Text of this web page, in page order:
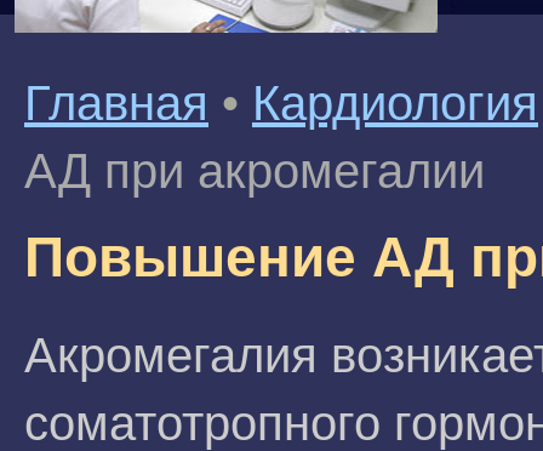
Главная • Кардиология
АД при акромегалии
Повышение АД
Акромегалия
соматотропного